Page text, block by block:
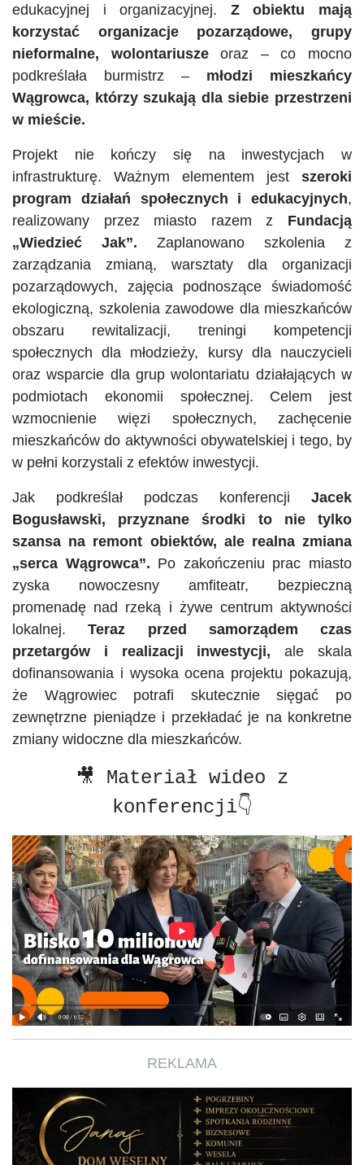
edukacyjnej i organizacyjnej. Z obiektu mają
korzystać organizacje pozarządowe, grupy
nieformalne, wolontariuszeoraz – co mocno
podkreślała burmistrz – młodzi mieszkańcy
Wągrowca, którzy szukają dla siebie przestrzeni
w mieście.
Projekt nie kończy się na inwestycjach w
infrastrukturę. Ważnym elementem jest szeroki
program działań społecznych i edukacyjnych,
realizowany przez miasto razem z Fundacją
„Wiedzieć Jak”. Zaplanowano szkolenia z
zarządzania zmianą, warsztaty dla organizacji
pozarządowych, zajęcia podnoszące świadomość
ekologiczną, szkolenia zawodowe dla mieszkańców
obszaru rewitalizacji, treningi kompetencji
społecznych dla młodzieży, kursy dla nauczycieli
oraz wsparcie dla grup wolontariatu działających w
podmiotach ekonomii społecznej. Celem jest
wzmocnienie więzi społecznych, zachęcenie
mieszkańców do aktywności obywatelskiej i tego, by
w pełni korzystali z efektów inwestycji.
Jak podkreślał podczas konferencji Jacek
Bogusławski,
przyznane środki to nie tylko
szansa na remont obiektów, ale realna zmiana
„serca Wągrowca”. Po zakończeniu prac miasto
zyska nowoczesny amfiteatr, bezpieczną
promenadę nad rzeką i żywe centrum aktywności
lokalnej.Teraz przed samorządem czas
przetargów i realizacji inwestycji,ale skala
dofinansowania i wysoka ocena projektu pokazują,
że Wągrowiec potrafi skutecznie sięgać po
zewnętrzne pieniądze i przekładać je na konkretne
zmiany widoczne dla mieszkańców.
🎥 Materiał wideo z
konferencji👇
REKLAMA